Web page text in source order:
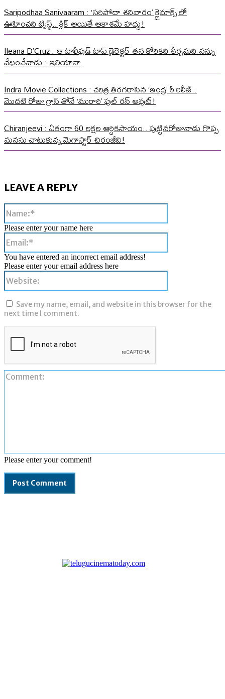
Saripodhaa Sanivaaram : ‘సరిపోదా శనివారం’ క్లైమాక్స్ లో
ఊహించని ట్విస్ట్.. క్లిక్ అయితే ఆకాశమే హద్దు!
Ileana D’Cruz : ఆ టాలీవుడ్ టాప్ డైరెక్టర్ తన కోరికని తీర్చమని నన్ను
వేధించేవాడు : ఇలియానా
Indra Movie Collections : చరిత్ర తిరగరాసిన ‘ఇంద్ర’ రీ రిలీజ్..
మొదటి రోజు గ్రాస్ తోనే ‘మురారి’ ఫుల్ రన్ అవుట్!
Chiranjeevi : ఏకంగా 60 లక్షల ఆర్ధికసాయం.. పుట్టినరోజునాడు గొప్ప
మనసు చాటుకున్న మెగాస్టార్ చిరంజీవి!
LEAVE A REPLY
Please enter your comment!
Please enter your name here
You have entered an incorrect email address!
Please enter your email address here
Save my name, email, and website in this browser for the
next time I comment.